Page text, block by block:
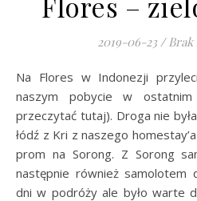
2019-06-23 /
Na Flores w Indonezji przylecieliśmy z Raja Ampat (o
naszym pobycie w
przeczytać tutaj). Droga nie
łódź z Kri z naszego
prom na Sorong. Z Sorong
następnie również samolotem
dni w podróży ale było warte